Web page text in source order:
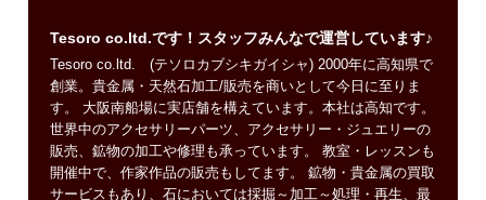
Tesoro co.ltd.です！スタッフみんなで運営しています♪
Tesoro co.ltd. (テソロカブシキガイシャ) 2000年に高知県で
創業。貴金属・天然石加工/販売を商いとして今日に至りま
す。 大阪南船場に実店舗を構えています。本社は高知です。
世界中のアクセサリーパーツ、アクセサリー・ジュエリーの
販売、鉱物の加工や修理も承っています。 教室・レッスンも
開催中で、作家作品の販売もしてます。 鉱物・貴金属の買取
サービスもあり、石においては採掘～加工～処理・再生、最